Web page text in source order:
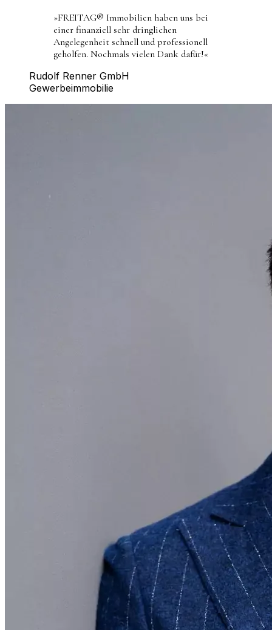
»FREITAG® Immobilien haben uns bei
einer finanziell sehr dringlichen
Angelegenheit schnell und professionell
geholfen. Nochmals vielen Dank dafür!«
Rudolf Renner GmbH
Gewerbeimmobilie